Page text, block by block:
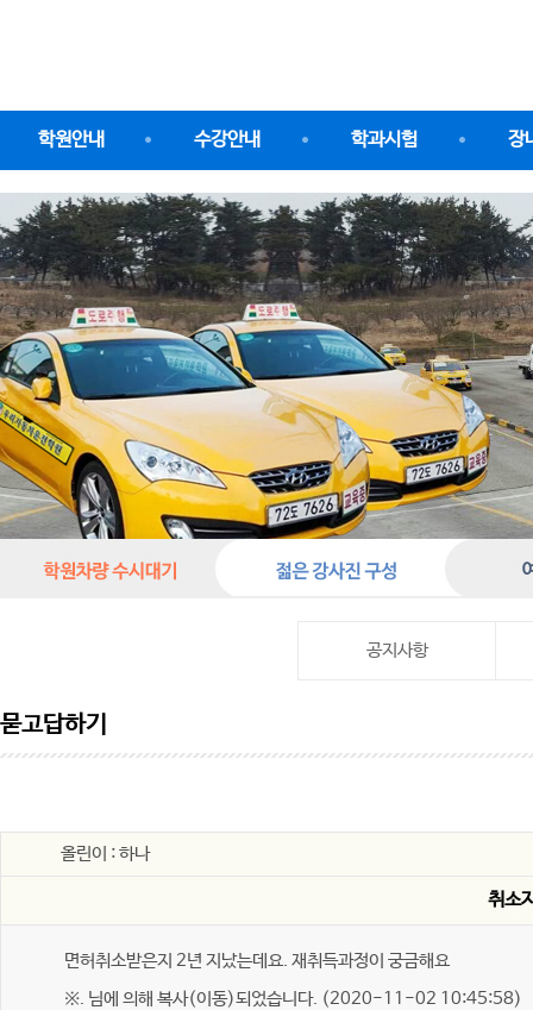
학원안내 수강안내 학과시험 장
공지사항
묻고답하기
올린이 : 하나
취소
면허취소받은지 2년 지났는데요. 재취득과정이 궁금해요
※. 님에 의해 복사(이동)되었습니다. (2020-11-02 10:45:58)